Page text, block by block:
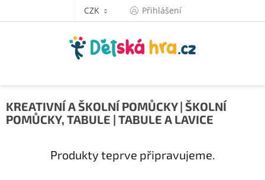
CZK Přihlášení
KREATIVNÍ A ŠKOLNÍ POMŮCKY | ŠKOLNÍ
POMŮCKY, TABULE | TABULE A LAVICE
Produkty teprve připravujeme.